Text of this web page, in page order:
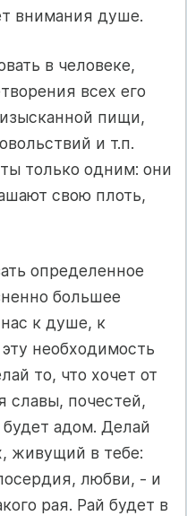
внимания душе.
в человеке,
всех его
пищи,
и т.п.
только одним: они
свою плоть,
определенное
большее
к душе, к
необходимость
то, что хочет от
славы, почестей,
адом. Делай
живущий в тебе:
любви, - и
рая. Рай будет в